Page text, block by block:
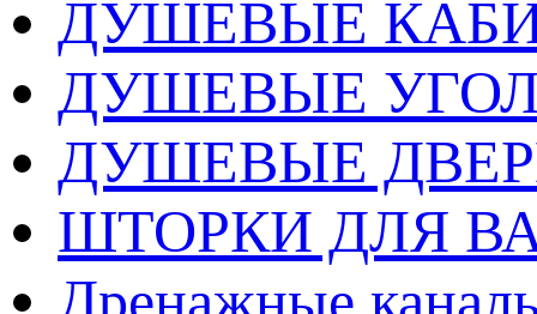
ДУШЕВЫЕ
ДУШЕВЫЕ
ДУШЕВЫЕ
ШТОРКИ ДЛЯ